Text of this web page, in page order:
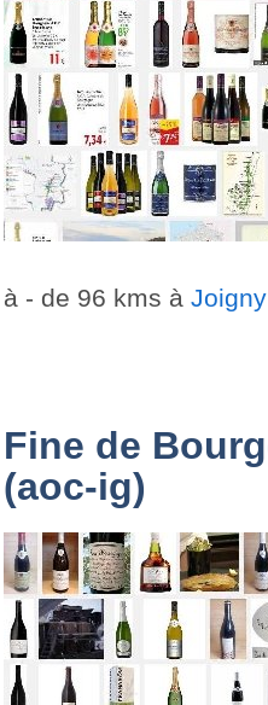
à - de 96 kms à Joigny
Fine de
(aoc-ig)